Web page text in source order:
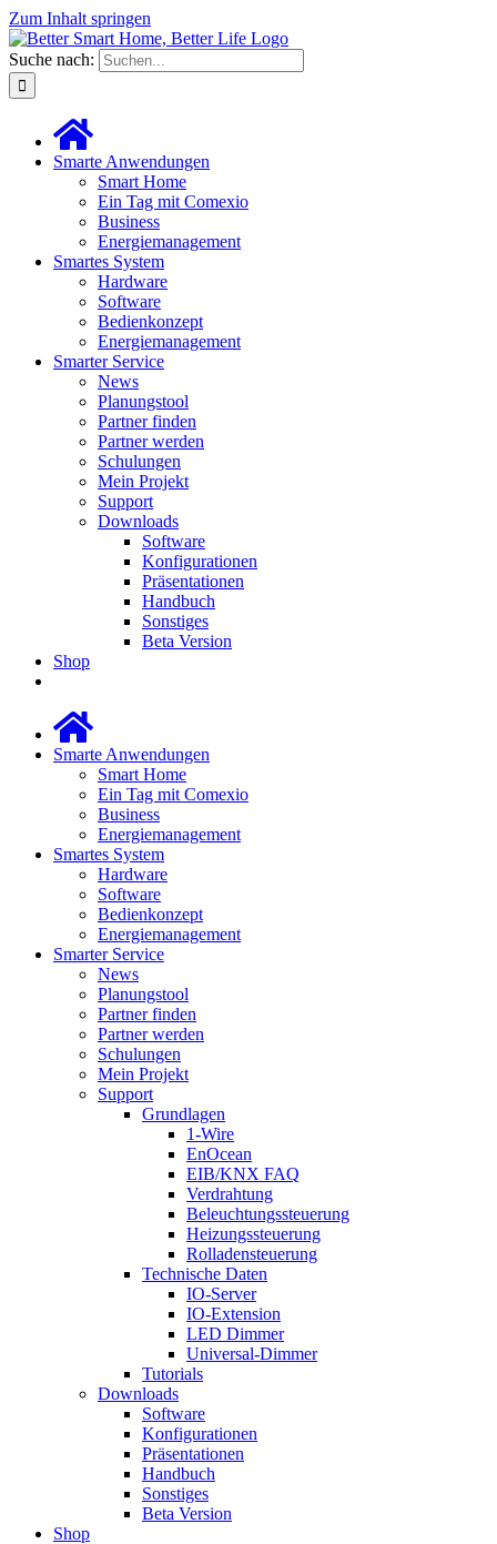
Zum Inhalt springen
Suche nach:
Smarte Anwendungen
Smart Home
Ein Tag mit Comexio
Business
Energiemanagement
Smartes System
Hardware
Software
Bedienkonzept
Energiemanagement
Smarter Service
News
Planungstool
Partner finden
Partner werden
Schulungen
Mein Projekt
Support
Downloads
Software
Konfigurationen
Präsentationen
Handbuch
Sonstiges
Beta Version
Shop
Smarte Anwendungen
Smart Home
Ein Tag mit Comexio
Business
Energiemanagement
Smartes System
Hardware
Software
Bedienkonzept
Energiemanagement
Smarter Service
News
Planungstool
Partner finden
Partner werden
Schulungen
Mein Projekt
Support
Grundlagen
1-Wire
EnOcean
EIB/KNX FAQ
Verdrahtung
Beleuchtungssteuerung
Heizungssteuerung
Rolladensteuerung
Technische Daten
IO-Server
IO-Extension
LED Dimmer
Universal-Dimmer
Tutorials
Downloads
Software
Konfigurationen
Präsentationen
Handbuch
Sonstiges
Beta Version
Shop